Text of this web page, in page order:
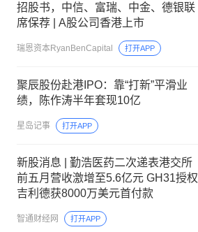
招股书，中信、富瑞、中金、德银联
席保荐 | A股公司香港上市
瑞恩资本RyanBenCapital 打开APP
聚辰股份赴港IPO：靠“打新”平滑业
绩，陈作涛半年套现10亿
星岛记事 打开APP
新股消息 | 勤浩医药二次递表港交所
前五月营收激增至5.6亿元 GH31授权
吉利德获8000万美元首付款
智通财经网 打开APP